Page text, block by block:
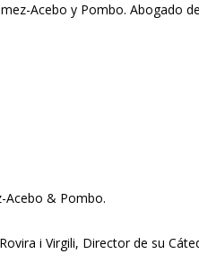
Acebo y Pombo. Abogado
Acebo & Pombo.
i Virgili, Director de su